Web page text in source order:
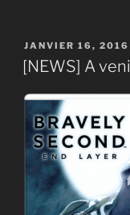
PUBLIÉ
LE
JANVIER 16, 2016
[NEWS] A